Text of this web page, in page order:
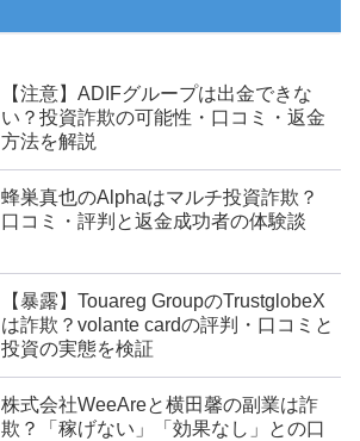
【注意】ADIFグループは出金できな
い？投資詐欺の可能性・口コミ・返金
方法を解説
蜂巣真也のAlphaはマルチ投資詐欺？
口コミ・評判と返金成功者の体験談
【暴露】Touareg GroupのTrustglobeX
は詐欺？volante cardの評判・口コミと
投資の実態を検証
株式会社WeeAreと横田馨の副業は詐
欺？「稼げない」「効果なし」との口